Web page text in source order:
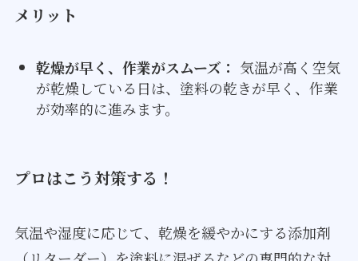
メリット
乾燥が早く、作業がスムーズ： 気温が高く空気
が乾燥している日は、塗料の乾きが早く、作業
が効率的に進みます。
プロはこう対策する！
気温や湿度に応じて、乾燥を緩やかにする添加剤